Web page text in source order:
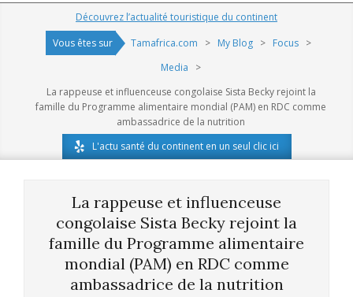
Navigation
Découvrez l’actualité touristique du continent
Vous êtes sur
Tamafrica.com > My Blog > Focus >
Media
>
La rappeuse et influenceuse congolaise Sista Becky rejoint la
famille du Programme alimentaire mondial (PAM) en RDC comme
ambassadrice de la nutrition
L'actu santé du continent en un seul clic ici
La rappeuse et influenceuse
congolaise Sista Becky rejoint la
famille du Programme alimentaire
mondial (PAM) en RDC comme
ambassadrice de la nutrition